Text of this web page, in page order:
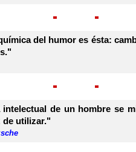
del humor es ésta:
intelectual de un hombre se
de utilizar."